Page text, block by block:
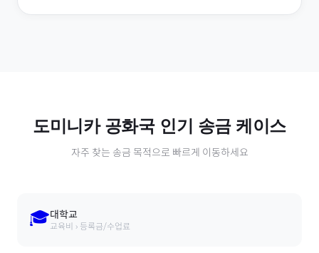
도미니카 공화국인기 송금 케이스
자주 찾는 송금 목적으로 빠르게 이동하세요
🎓대학교
교육비 › 등록금/수업료